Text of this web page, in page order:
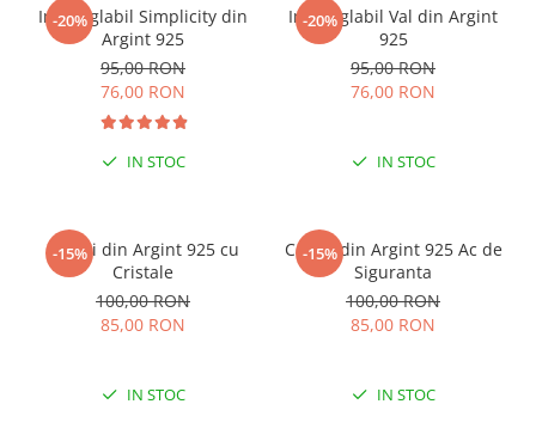
-20%
Inel reglabil Simplicity din
Argint 925
95,00 RON
76,00 RON
IN STOC
-20%
Inel reglabil Val din Argint
925
95,00 RON
76,00 RON
IN STOC
-15%
Cercei din Argint 925 cu
Cristale
100,00 RON
85,00 RON
IN STOC
-15%
Cercei din Argint 925 Ac de
Siguranta
100,00 RON
85,00 RON
IN STOC